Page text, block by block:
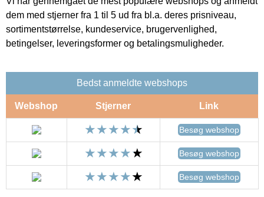
dem med stjerner fra 1 til 5 ud fra bl.a. deres prisniveau,
sortimentstørrelse, kundeservice, brugervenlighed,
betingelser, leveringsformer og betalingsmuligheder.
Bedst anmeldte webshops
Webshop Stjerner Link
Besøg webshop
Besøg webshop
Besøg webshop